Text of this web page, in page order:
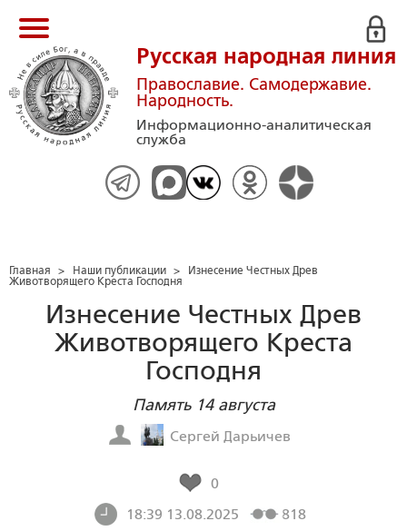
Русская народная линия
Православие. Самодержавие.
Народность.
Информационно-аналитическая
служба
Главная > Наши публикации >
Изнесение Честных Древ
Животворящего Креста Господня
Изнесение Честных Древ
Животворящего Креста
Господня
Память 14 августа
Сергей Дарьичев
0
18:39 13.08.2025
818